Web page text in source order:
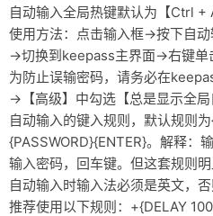
自动输入全局热键默认为【Ctrl +
使用方法：点击输入框→按下自
→切换到keepass主界面→右键单
为防止误输密码，请务必在
→【高级】中勾选【总是显示全局
自动输入的键入规则，默认规则
{PASSWORD}{ENTER}。解释：
输入密码，回车键。但这套规则
自动输入时输入法必须是英文，
推荐使用以下规则：+{DELAY